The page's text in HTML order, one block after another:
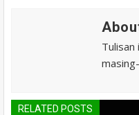
Tulisan
RELATED POSTS